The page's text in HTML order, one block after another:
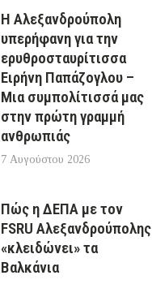
Η Αλεξανδρούπολη
υπερήφανη για την
ερυθροσταυρίτισσα
Ειρήνη Παπάζογλου –
Μια συμπολίτισσά μας
στην πρώτη γραμμή
ανθρωπιάς
7 Αυγούστου 2026
Πώς η ΔΕΠΑ με τον
FSRU Αλεξανδρούπολης
«κλειδώνει» τα
Βαλκάνια